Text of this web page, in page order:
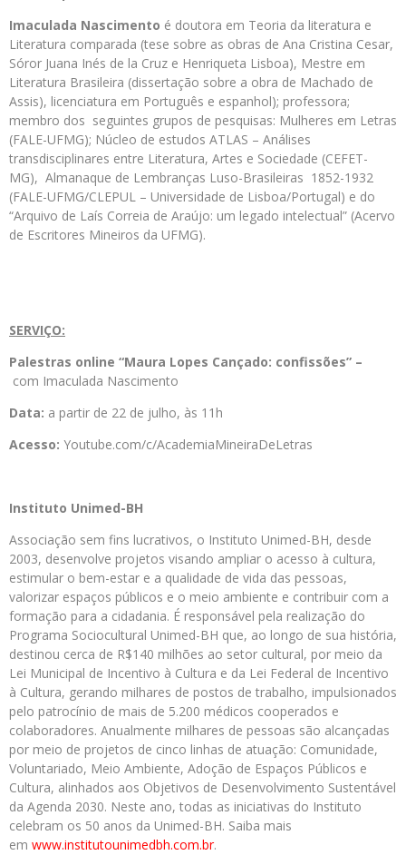
Imaculada Nascimento é doutora em Teoria da literatura e
Literatura comparada (tese sobre as obras de Ana Cristina Cesar,
Sóror Juana Inés de la Cruz e Henriqueta Lisboa), Mestre em
Literatura Brasileira (dissertação sobre a obra de Machado de
Assis), licenciatura em Português e espanhol); professora;
membro dos seguintes grupos de pesquisas: Mulheres em Letras
(FALE-UFMG); Núcleo de estudos ATLAS – Análises
transdisciplinares entre Literatura, Artes e Sociedade (CEFET-
MG), Almanaque de Lembranças Luso-Brasileiras 1852-1932
(FALE-UFMG/CLEPUL – Universidade de Lisboa/Portugal) e do
“Arquivo de Laís Correia de Araújo: um legado intelectual” (Acervo
de Escritores Mineiros da UFMG).
SERVIÇO:
Palestras online “Maura Lopes Cançado: confissões” –
com Imaculada Nascimento
Data: a partir de 22 de julho, às 11h
Acesso: Youtube.com/c/AcademiaMineiraDeLetras
Instituto Unimed-BH
Associação sem fins lucrativos, o Instituto Unimed-BH, desde
2003, desenvolve projetos visando ampliar o acesso à cultura,
estimular o bem-estar e a qualidade de vida das pessoas,
valorizar espaços públicos e o meio ambiente e contribuir com a
formação para a cidadania. É responsável pela realização do
Programa Sociocultural Unimed-BH que, ao longo de sua história,
destinou cerca de R$140 milhões ao setor cultural, por meio da
Lei Municipal de Incentivo à Cultura e da Lei Federal de Incentivo
à Cultura, gerando milhares de postos de trabalho, impulsionados
pelo patrocínio de mais de 5.200 médicos cooperados e
colaboradores. Anualmente milhares de pessoas são alcançadas
por meio de projetos de cinco linhas de atuação: Comunidade,
Voluntariado, Meio Ambiente, Adoção de Espaços Públicos e
Cultura, alinhados aos Objetivos de Desenvolvimento Sustentável
da Agenda 2030. Neste ano, todas as iniciativas do Instituto
celebram os 50 anos da Unimed-BH. Saiba mais
em www.institutounimedbh.com.br.